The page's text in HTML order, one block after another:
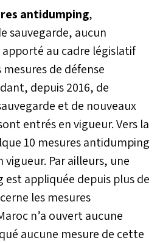
antidumping,
sauvegarde, aucun
au cadre législatif
de défense
depuis 2016, de
et de nouveaux
entrés en vigueur. Vers la
10 mesures antidumping
Par ailleurs, une
appliquée depuis plus de
les mesures
n’a ouvert aucune
aucune mesure de cette